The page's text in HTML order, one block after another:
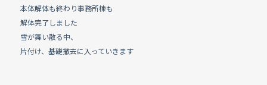
本体解体も終わり事務所棟も
解体完了しました
雪が舞い散る中、
片付け、基礎撤去に入っていきます